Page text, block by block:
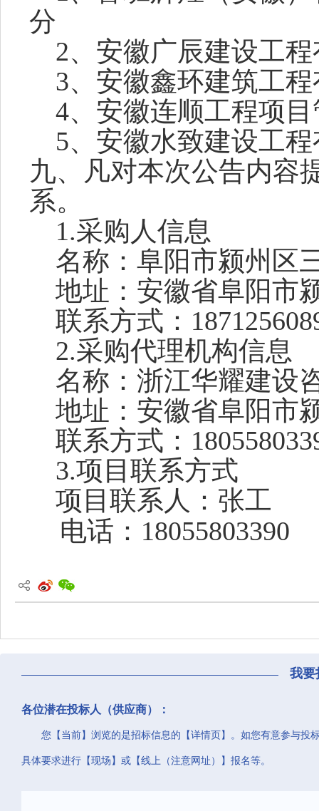
分
2、 安徽广辰建设工
3、 安徽鑫环建筑工
4、 安徽连顺工程项
5、安徽水致建设工
九、凡对本次公告内容
系。
1.采购人信息
名称：阜阳市颍州区
地址： 安徽省阜阳市
联系方式：
2.采购代理机构信息
名称：浙江华耀建设
地址： 安徽省阜阳市
联系方式：
3.项目联系方式
项目联系人： 张工
电话： 18055803390
我要
各位潜在投标人（供应商）：
您【当前】浏览的是招标信息的【详情页】。如您有意参与投
具体要求进行【现场】或【线上（注意网址）】报名等。